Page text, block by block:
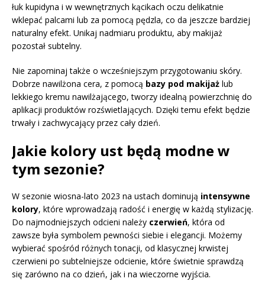
łuk kupidyna i w wewnętrznych kącikach oczu delikatnie
wklepać palcami lub za pomocą pędzla, co da jeszcze bardziej
naturalny efekt. Unikaj nadmiaru produktu, aby makijaż
pozostał subtelny.
Nie zapominaj także o wcześniejszym przygotowaniu skóry.
Dobrze nawilżona cera, z pomocą bazy pod makijaż lub
lekkiego kremu nawilżającego, tworzy idealną powierzchnię do
aplikacji produktów rozświetlających. Dzięki temu efekt będzie
trwały i zachwycający przez cały dzień.
Jakie kolory ust będą modne w
tym sezonie?
W sezonie wiosna-lato 2023 na ustach dominują intensywne
kolory, które wprowadzają radość i energię w każdą stylizację.
Do najmodniejszych odcieni należy czerwień, która od
zawsze była symbolem pewności siebie i elegancji. Możemy
wybierać spośród różnych tonacji, od klasycznej krwistej
czerwieni po subtelniejsze odcienie, które świetnie sprawdzą
się zarówno na co dzień, jak i na wieczorne wyjścia.